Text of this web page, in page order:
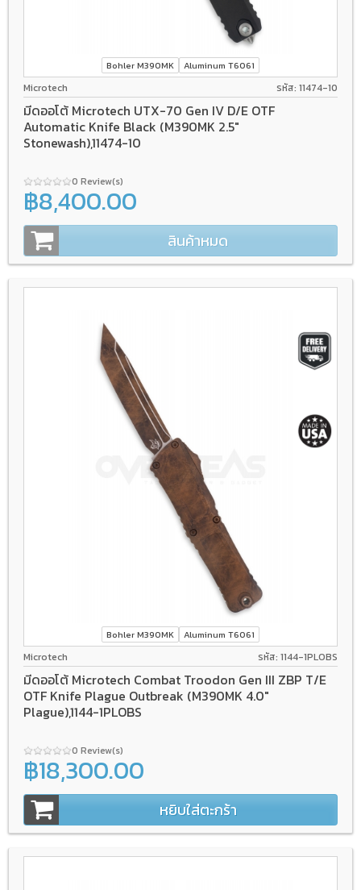
Bohler M390MK Aluminum T6061
Microtech รหัส: 11474-10
มีดออโต้ Microtech UTX-70 Gen IV D/E OTF
Automatic Knife Black (M390MK 2.5"
Stonewash),11474-10
0 Review(s)
฿8,400.00
สินค้าหมด
Bohler M390MK Aluminum T6061
Microtech รหัส: 1144-1PLOBS
มีดออโต้ Microtech Combat Troodon Gen III ZBP T/E
OTF Knife Plague Outbreak (M390MK 4.0"
Plague),1144-1PLOBS
0 Review(s)
฿18,300.00
หยิบใส่ตะกร้า